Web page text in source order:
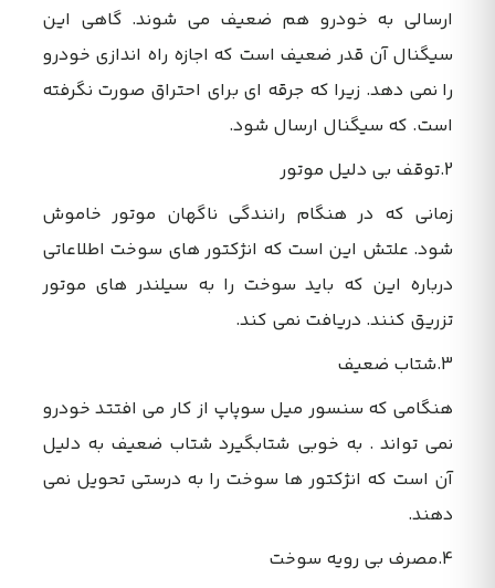
ارسالی به خودرو هم ضعیف می شوند. گاهی این
سیگنال آن قدر ضعیف است که اجازه راه اندازی خودرو
را نمی دهد. زیرا که جرقه ای برای احتراق صورت نگرفته
است. که سیگنال ارسال شود.
2.توقف بی دلیل موتور
زمانی که در هنگام رانندگی ناگهان موتور خاموش
شود. علتش این است که انژکتور های سوخت اطلاعاتی
درباره این که باید سوخت را به سیلندر های موتور
تزریق کنند. دریافت نمی کند.
3.شتاب ضعیف
هنگامی که سنسور میل سوپاپ از کار می افتتد خودرو
نمی تواند . به خوبی شتابگیرد شتاب ضعیف به دلیل
آن است که انژکتور ها سوخت را به درستی تحویل نمی
دهند.
4.مصرف بی رویه سوخت